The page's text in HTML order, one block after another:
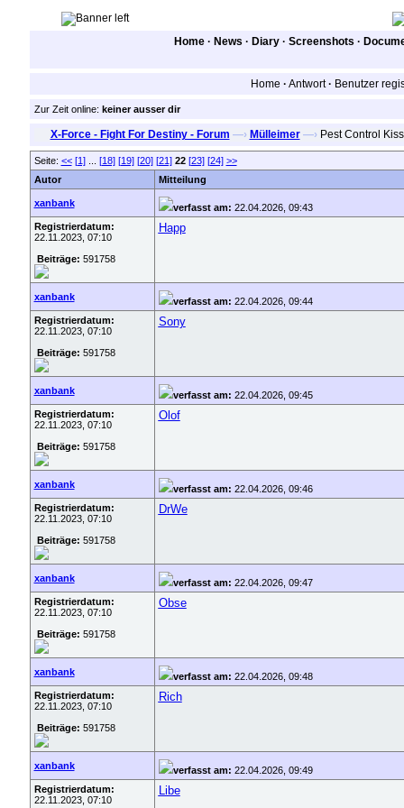
Home · News · Diary · Screenshots ·
Home · Antwort · Benutzer
Zur Zeit online: keiner ausser dir
X-Force - Fight For Destiny - Forum —› Mülleimer —›Pest Control
Seite: << [1]... [18] [19] [20] [21] 22 [23] [24] >>
Autor
Mitteilung
xanbank verfasst am: 22.04.2026, 09:43
Registrierdatum:
22.11.2023, 07:10
Beiträge: 591758
Happ
xanbank verfasst am: 22.04.2026, 09:44
Registrierdatum:
22.11.2023, 07:10
Beiträge: 591758
Sony
xanbank verfasst am: 22.04.2026, 09:45
Registrierdatum:
22.11.2023, 07:10
Beiträge: 591758
Olof
xanbank verfasst am: 22.04.2026, 09:46
Registrierdatum:
22.11.2023, 07:10
Beiträge: 591758
DrWe
xanbank verfasst am: 22.04.2026, 09:47
Registrierdatum:
22.11.2023, 07:10
Beiträge: 591758
Obse
xanbank verfasst am: 22.04.2026, 09:48
Registrierdatum:
22.11.2023, 07:10
Beiträge: 591758
Rich
xanbank verfasst am: 22.04.2026, 09:49
Registrierdatum:
22.11.2023, 07:10
Libe